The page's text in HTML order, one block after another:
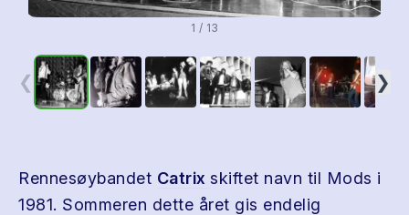
1 / 13
❮ ❯
Rennesøybandet Catrix skiftet navn til Mods i
1981. Sommeren dette året gis endelig